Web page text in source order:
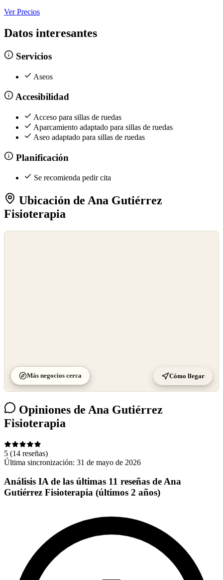
Ver Precios
Datos interesantes
Servicios
Aseos
Accesibilidad
Acceso para sillas de ruedas
Aparcamiento adaptado para sillas de ruedas
Aseo adaptado para sillas de ruedas
Planificación
Se recomienda pedir cita
Ubicación de Ana Gutiérrez
Fisioterapia
Más negocios cerca Cómo llegar
Opiniones de Ana Gutiérrez
Fisioterapia
5 (14 reseñas)
Última sincronización: 31 de mayo de 2026
Análisis IA de las últimas 11 reseñas de Ana
Gutiérrez Fisioterapia (últimos 2 años)